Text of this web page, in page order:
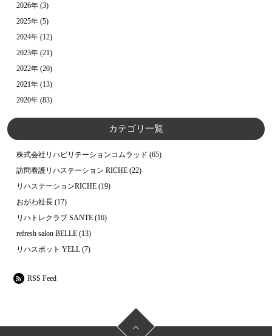
2026年(3)
2025年(5)
2024年(12)
2023年(21)
2022年(20)
2021年(13)
2020年(83)
カテゴリ一覧
株式会社リハビリテーションコムラッド (65)
訪問看護リハステーション RICHE(22)
リハステーションRICHE(19)
おがわ社長(17)
リハトレクラブ SANTE(16)
refresh salon BELLE(13)
リハスポット YELL(7)
RSS Feed